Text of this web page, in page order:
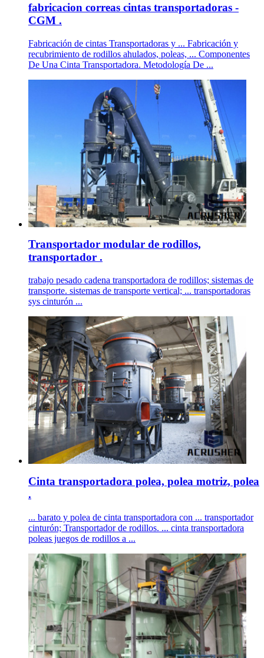
fabricacion correas cintas transportadoras -
CGM .
Fabricación de cintas Transportadoras y ... Fabricación y
recubrimiento de rodillos ahulados, poleas, ... Componentes
De Una Cinta Transportadora. Metodología De ...
Transportador modular de rodillos,
transportador .
trabajo pesado cadena transportadora de rodillos; sistemas de
transporte. sistemas de transporte vertical; ... transportadoras
sys cinturón ...
Cinta transportadora polea, polea motriz, polea
.
... barato y polea de cinta transportadora con ... transportador
cinturón; Transportador de rodillos. ... cinta transportadora
poleas juegos de rodillos a ...